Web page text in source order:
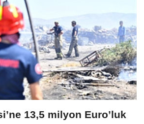
13,5 milyon Euro’luk